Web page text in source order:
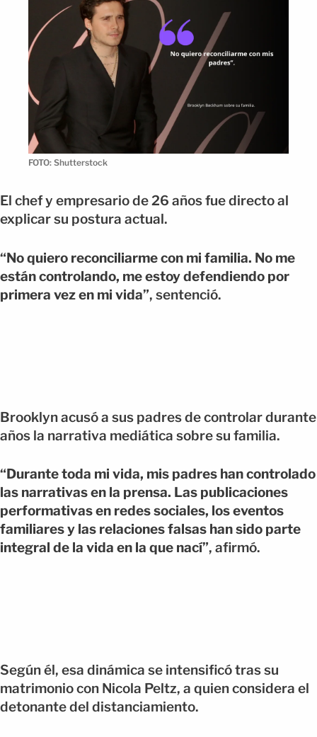
FOTO: Shutterstock
El chef y empresario de 26 años fue directo al
explicar su postura actual.
“No quiero reconciliarme con mi familia. No me
están controlando, me estoy defendiendo por
primera vez en mi vida”, sentenció.
Brooklyn acusó a sus padres de controlar durante
años la narrativa mediática sobre su familia.
“Durante toda mi vida, mis padres han controlado
las narrativas en la prensa. Las publicaciones
performativas en redes sociales, los eventos
familiares y las relaciones falsas han sido parte
integral de la vida en la que nací”, afirmó.
Según él, esa dinámica se intensificó tras su
matrimonio con Nicola Peltz, a quien considera el
detonante del distanciamiento.